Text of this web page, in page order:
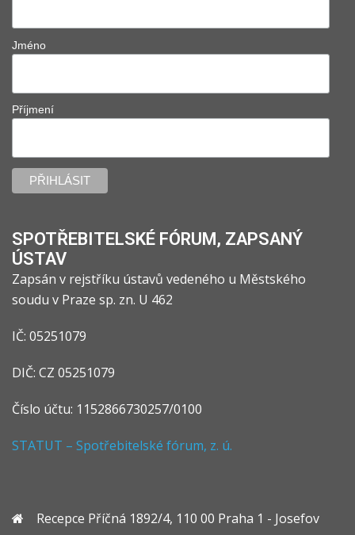
Jméno
Příjmení
SPOTŘEBITELSKÉ FÓRUM, ZAPSANÝ
ÚSTAV
Zapsán v rejstříku ústavů vedeného u Městského
soudu v Praze sp. zn. U 462
IČ: 05251079
DIČ: CZ 05251079
Číslo účtu: 1152866730257/0100
STATUT – Spotřebitelské fórum, z. ú.
Recepce Příčná 1892/4, 110 00 Praha 1 - Josefov